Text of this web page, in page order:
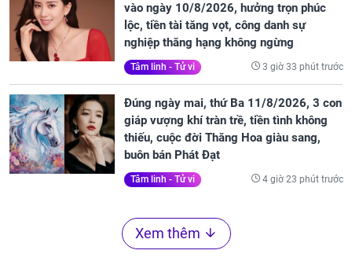
vào ngày 10/8/2026, hưởng trọn phúc
lộc, tiền tài tăng vọt, công danh sự
nghiệp thăng hạng không ngừng
Tâm linh - Tử vi 3 giờ 33 phút trước
Đúng ngày mai, thứ Ba 11/8/2026, 3 con
giáp vượng khí tràn trề, tiền tình không
thiếu, cuộc đời Thăng Hoa giàu sang,
buôn bán Phát Đạt
Tâm linh - Tử vi 4 giờ 23 phút trước
Xem thêm